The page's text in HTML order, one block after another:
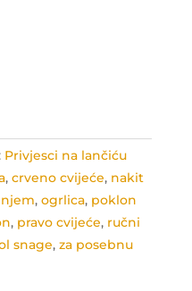
Privjesci na lančiću
, crveno cvijeće, nakit
, ogrlica, poklon
, pravo cvijeće, ručni
snage, za posebnu